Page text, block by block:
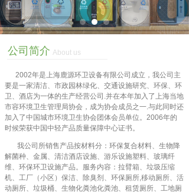
公司简介 About us
2002年是上海鹿源环卫设备有限公司成立，我公司主
要是一家清洁、市政园林绿化、交通设施研究、环保、环
卫、酒店为一体的生产经营公司.并在本年加入了上海当地
市容环境卫生管理局协会，成为协会成员之一.与此同时还
加入了中国城市环境卫生协会团体会员单位。2006年的
时候荣获中国中轻产品质量保障中心证书。
我公司所销售产品按材料分：环保复合材料、生物降
解菌种、金属、清洁酒店设施、游乐设施塑料、玻璃纤
维、环保环卫设施产品。服务内容：拉臂箱、垃圾压缩
机、工厂（小区）保洁、除臭剂、环保厕所,移动厕所、活
动厕所、垃圾桶、生物化粪池化粪池、租赁厕所、工地厕